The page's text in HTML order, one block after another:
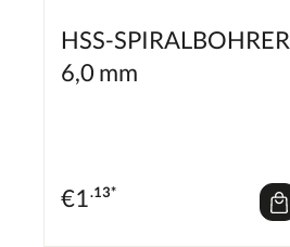
HSS-SPIRALBOHRER
6,0 mm
€1.13*